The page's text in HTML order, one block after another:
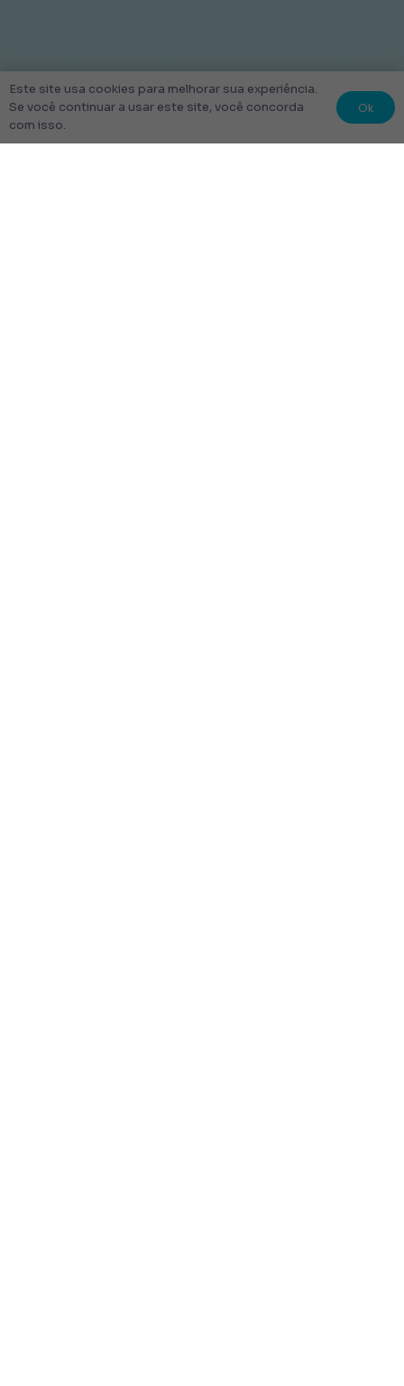
Este site usa cookies para melhorar sua experiência.
Se você continuar a usar este site, você concorda
com isso.
Ok